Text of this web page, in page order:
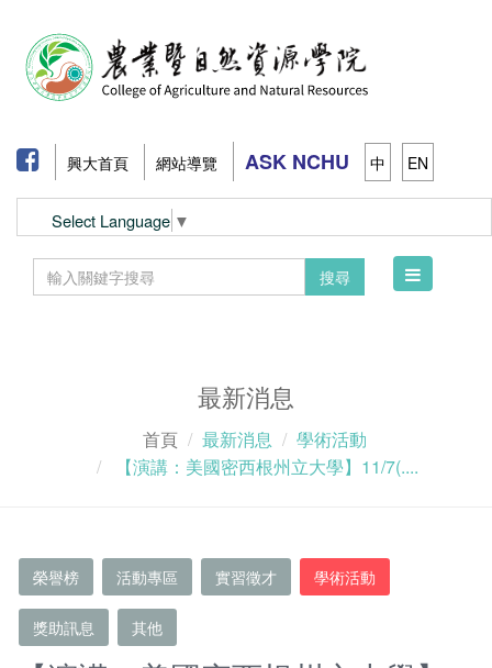
興大首頁 網站導覽 ASK NCHU 中 EN
Select Language ▼
搜尋
Toggle
最新消息
首頁 最新消息
學術活動
【演講：美國密西根州立大學】11/7(....
榮譽榜 活動專區 實習徵才 學術活動
獎助訊息 其他